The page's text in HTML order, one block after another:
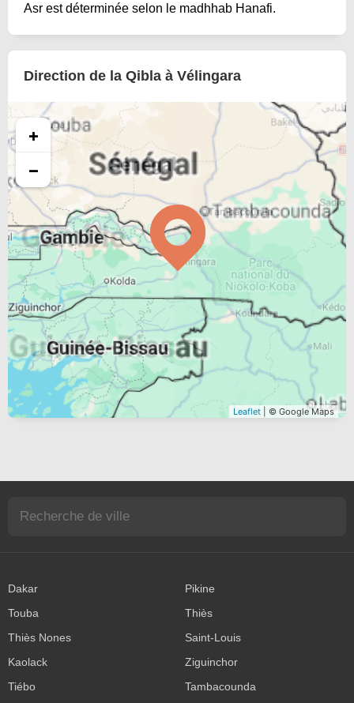
Asr est déterminée selon le madhhab Hanafi.
Direction de la Qibla à Vélingara
+
−
Leaflet | © Google Maps
Dakar
Pikine
Touba
Thiès
Thiès Nones
Saint-Louis
Kaolack
Ziguinchor
Tiébo
Tambacounda